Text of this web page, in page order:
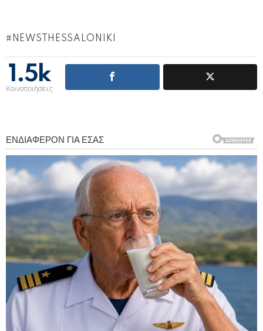
NEWSTHESSALONIKI
1.5k
Κοινοποιήσεις